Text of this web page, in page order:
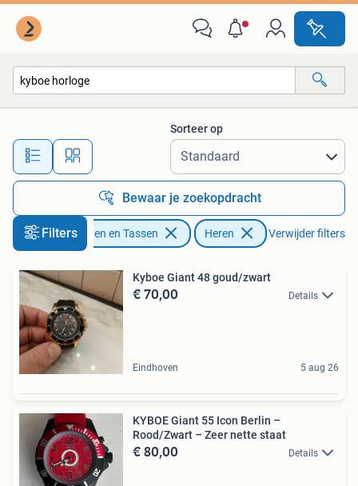
Alle afstanden…
Sorteer op
Bewaar je zoekopdracht
FiltersSieraden en Tassen Heren Verwijder filters
Kyboe Giant 48 goud/zwart
€ 70,00 Details
Eindhoven 5 aug 26
KYBOE Giant 55 Icon Berlin –
Rood/Zwart – Zeer nette staat
€ 80,00 Details